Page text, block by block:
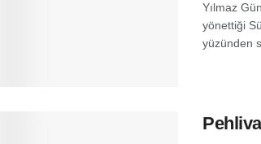
Yılmaz
yönettiği
yüzünden